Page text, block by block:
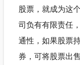
股票，就成为这
司负有有限责任
通性，如果股票
券，可将股票出